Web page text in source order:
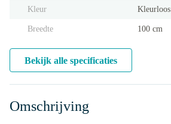
Kleur Kleurloos
Breedte 100 cm
Bekijk alle specificaties
Omschrijving